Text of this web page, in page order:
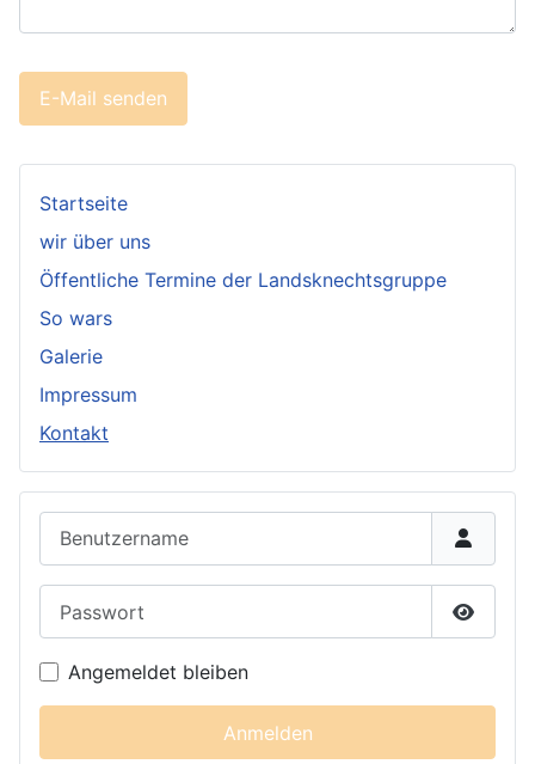
E-Mail senden
Startseite
wir über uns
Öffentliche Termine der Landsknechtsgruppe
So wars
Galerie
Impressum
Kontakt
Angemeldet bleiben
Anmelden